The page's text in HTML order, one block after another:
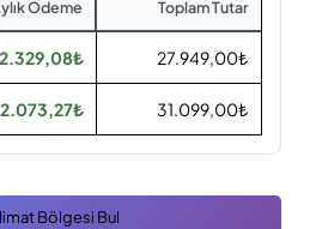
Ödeme Toplam Tutar
2.329,08₺ 27.949,00₺
2.073,27₺ 31.099,00₺
Bölgesi Bul